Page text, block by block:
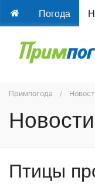
Погода
Примпогода
Новости
Птицы